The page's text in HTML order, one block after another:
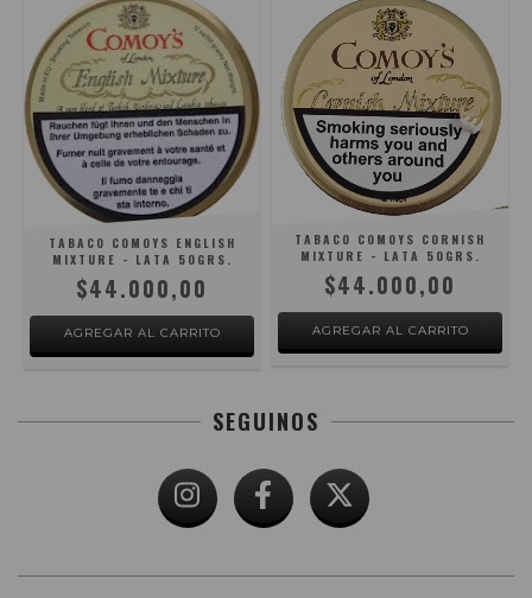
TABACO COMOYS ENGLISH
MIXTURE - LATA 50GRS.
$44.000,00
TABACO COMOYS CORNISH
MIXTURE - LATA 50GRS.
$44.000,00
SEGUINOS